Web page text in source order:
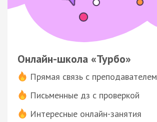
Онлайн-школа «Турбо»
Прямая связь с преподавателем
Письменные дз с проверкой
Интересные онлайн-занятия